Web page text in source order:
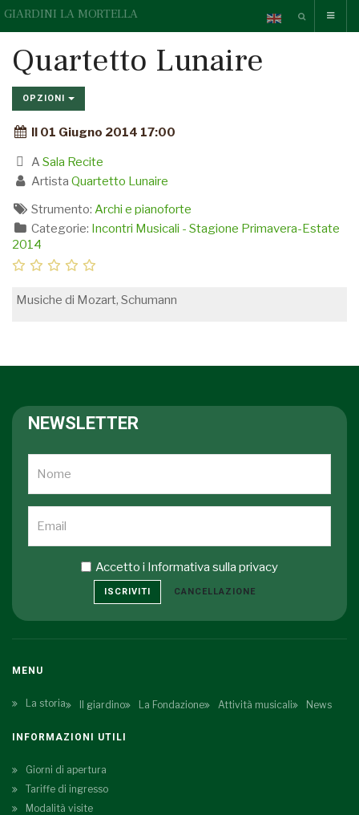
GIARDINI LA MORTELLA
Quartetto Lunaire
OPZIONI
Il 01 Giugno 2014 17:00
A Sala Recite
Artista Quartetto Lunaire
Strumento: Archi e pianoforte
Categorie: Incontri Musicali - Stagione Primavera-Estate
2014
Musiche di Mozart, Schumann
NEWSLETTER
Accetto i Informativa sulla privacy
ISCRIVITI CANCELLAZIONE
MENU
La storia Il giardino La Fondazione Attività musicali News
INFORMAZIONI UTILI
Giorni di apertura
Tariffe di ingresso
Modalità visite